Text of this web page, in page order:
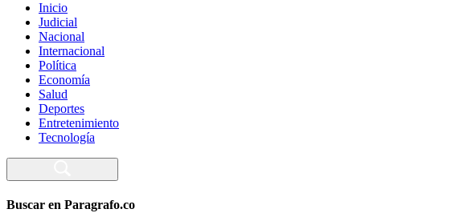
Inicio
Judicial
Nacional
Internacional
Política
Economía
Salud
Deportes
Entretenimiento
Tecnología
Buscar en Paragrafo.co